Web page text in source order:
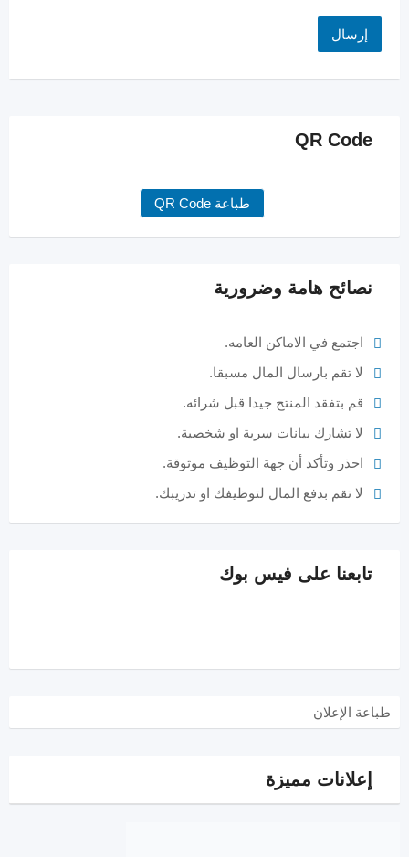
QR Code
طباعة QR Code
نصائح هامة وضرورية
اجتمع في الاماكن العامه.
لا تقم بارسال المال مسبقا.
قم بتفقد المنتج جيدا قبل شرائه.
لا تشارك بيانات سرية او شخصية.
احذر وتأكد أن جهة التوظيف موثوقة.
لا تقم بدفع المال لتوظيفك او تدريبك.
تابعنا على فيس بوك
طباعة الإعلان
إعلانات مميزة